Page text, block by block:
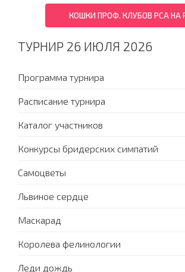
КОШКИ ПРОФ. КЛУБОВ PCA НА
ТУРНИР 26 ИЮЛЯ 2026
Программа турнира
Расписание турнира
Каталог участников
Конкурсы бридерских симпатий
Самоцветы
Львиное сердце
Маскарад
Королева фелинологии
Леди дождь